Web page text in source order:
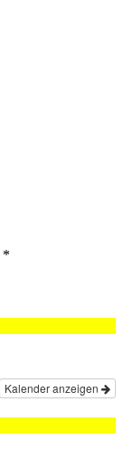
*
Kalender anzeigen